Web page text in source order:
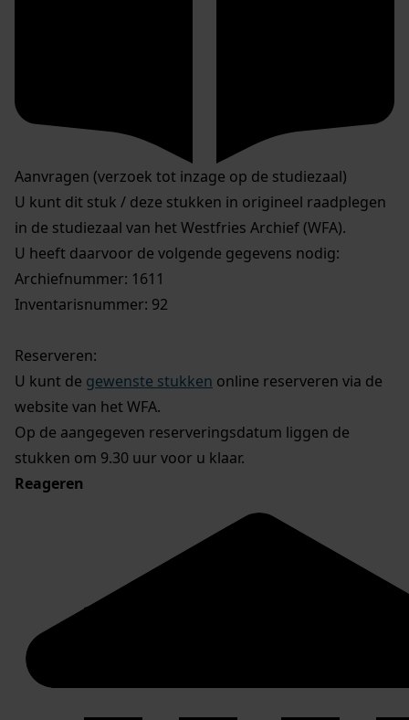
Aanvragen (verzoek tot inzage op de studiezaal)
U kunt dit stuk / deze stukken in origineel raadplegen
in de studiezaal van het Westfries Archief (WFA).
U heeft daarvoor de volgende gegevens nodig:
Archiefnummer: 1611
Inventarisnummer: 92
Reserveren:
U kunt de gewenste stukken online reserveren via de
website van het WFA.
Op de aangegeven reserveringsdatum liggen de
stukken om 9.30 uur voor u klaar.
Reageren